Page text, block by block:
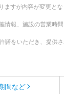
すが内容が変更と
報、施設の営業時
をいただき、提供
間など